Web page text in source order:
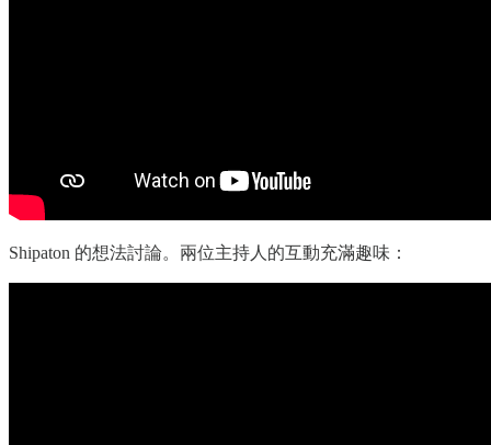
Shipaton 的想法討論。兩位主持人的互動充滿趣味：